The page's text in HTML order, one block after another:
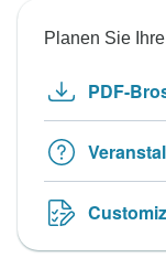
Planen Sie
PDF-